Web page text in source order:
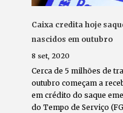
Caixa credita hoje
nascidos em outubro
8 set, 2020
Cerca de 5 milhões de
outubro começam a
em crédito do saque
do Tempo de Serviço